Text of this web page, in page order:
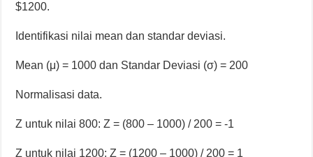
$1200.
Identifikasi nilai mean dan standar deviasi.
Mean (μ) = 1000 dan Standar Deviasi (σ) = 200
Normalisasi data.
Z untuk nilai 800: Z = (800 – 1000) / 200 = -1
Z untuk nilai 1200: Z = (1200 – 1000) / 200 = 1